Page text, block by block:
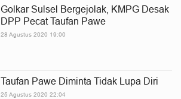
Golkar Sulsel Bergejolak, KMPG Desak
DPP Pecat Taufan Pawe
28 Agustus 2020 19:00
Taufan Pawe Diminta Tidak Lupa Diri
25 Agustus 2020 22:04